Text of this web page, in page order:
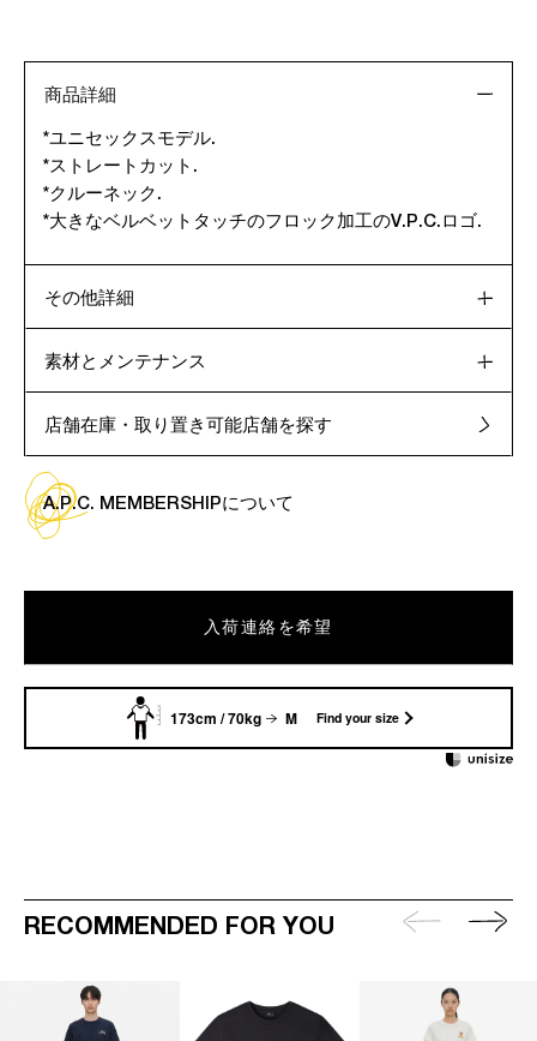
商品詳細
*ユニセックスモデル.
*ストレートカット.
*クルーネック.
*大きなベルベットタッチのフロック加工のV.P.C.ロゴ.
その他詳細
素材とメンテナンス
店舗在庫・取り置き可能店舗を探す
A.P.C. MEMBERSHIPについて
入荷連絡を希望
173cm / 70kg M Find your size
RECOMMENDED FOR YOU